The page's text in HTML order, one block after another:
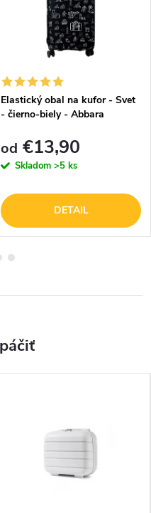
Elastický obal na kufor - Svet
- čierno-biely - Abbara
od €13,90
Skladom >5 ks
DETAIL